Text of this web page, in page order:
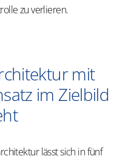
zu verlieren.
mit
im Zielbild
lässt sich in fünf